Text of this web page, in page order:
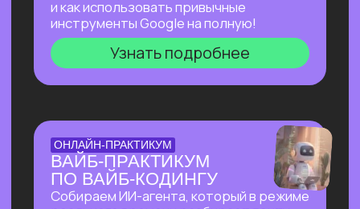
БОЛЬШОЙ ПРАКТИКУМ
ПО СОЗДАНИЮ
инструменты по созданию презентаций
и инфографики: без долгой верстки,
сложных программ и навыков в дизайне!
Узнать подробнее